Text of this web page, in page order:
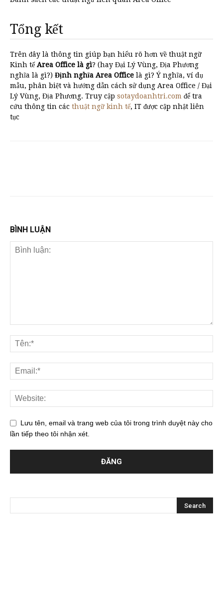
Tổng kết
Trên đây là thông tin giúp bạn hiểu rõ hơn về thuật ngữ
Kinh tếArea Office là gì? (hay Đại Lý Vùng, Địa Phương
nghĩa là gì?) Định nghĩa Area Office là gì? Ý nghĩa, ví dụ
mẫu, phân biệt và hướng dẫn cách sử dụng Area Office / Đại
Lý Vùng, Địa Phương. Truy cập sotaydoanhtri.com để tra
cứu thông tin các thuật ngữ kinh tế, IT được cập nhật liên
tục
BÌNH LUẬN
Lưu tên, email và trang web của tôi trong trình duyệt này cho
lần tiếp theo tôi nhận xét.